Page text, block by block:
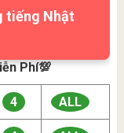
tiếng Nhật
Phí💯
4 ALL